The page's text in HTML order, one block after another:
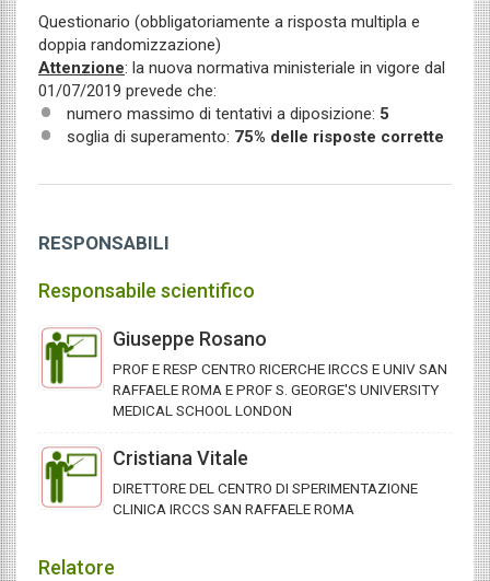
Questionario (obbligatoriamente a risposta multipla e
doppia randomizzazione)
Attenzione: la nuova normativa ministeriale in vigore dal
01/07/2019 prevede che:
numero massimo di tentativi a diposizione: 5
soglia di superamento: 75% delle risposte corrette
RESPONSABILI
Responsabile scientifico
Giuseppe Rosano
PROF E RESP CENTRO RICERCHE IRCCS E UNIV SAN
RAFFAELE ROMA E PROF S. GEORGE'S UNIVERSITY
MEDICAL SCHOOL LONDON
Cristiana Vitale
DIRETTORE DEL CENTRO DI SPERIMENTAZIONE
CLINICA IRCCS SAN RAFFAELE ROMA
Relatore